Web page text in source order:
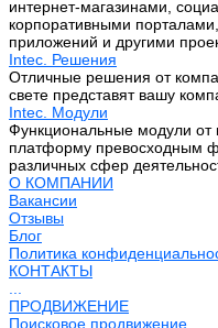
интернет-магазинами,
корпоративными
приложений и другими
Intec. Решения
Отличные решения от
свете представят вашу
Intec. Модули
Функциональные модули
платформу превосходным
различных сфер
О КОМПАНИИ
Вакансии
Отзывы
Блог
Политика
КОНТАКТЫ
ПРОДВИЖЕНИЕ
Поисковое продвижение